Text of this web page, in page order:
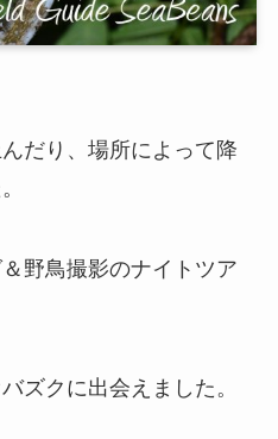
だり、場所によって降
野鳥撮影のナイトツア
ズクに出会えました。